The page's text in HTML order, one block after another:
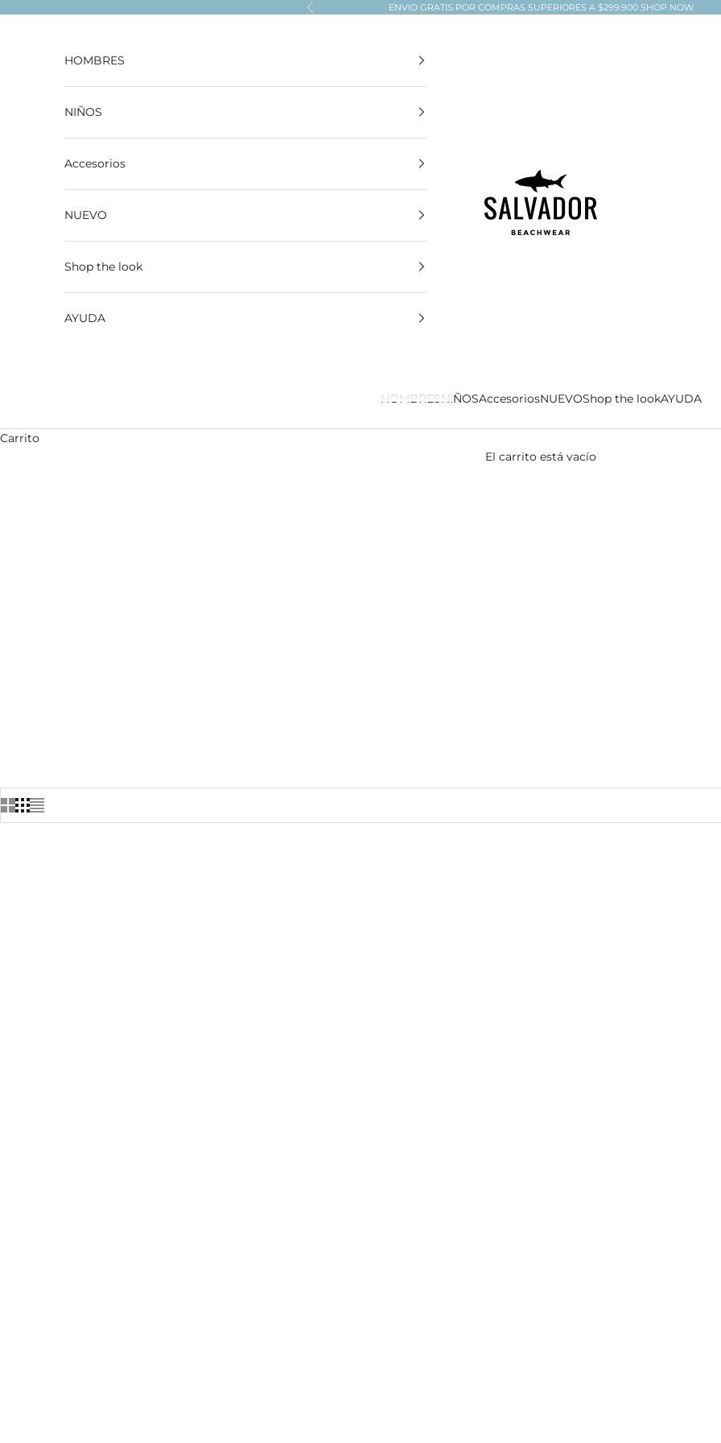
Anterior ENVIO GRATIS POR COMPRAS SUPERIORES A $299.900 SHOP NOW
Salvador Beachwear
HOMBRESNIÑOSAccesoriosNUEVOShop the lookAYUDA
HOMBRES
NIÑOS
Accesorios
NUEVO
Shop the look
AYUDA
Carrito
El carrito está vacío
Camisetas Polo Nuevas